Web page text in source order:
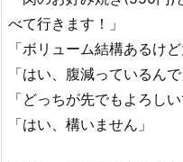
べて行きます！」
「ボリューム結構あるけど
「はい、腹減っているんで
「どっちが先でもよろしい
「はい、構いません」